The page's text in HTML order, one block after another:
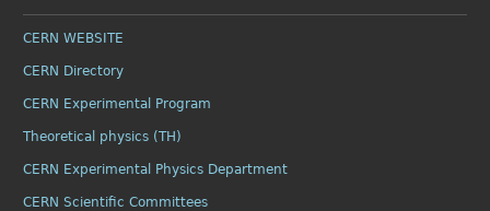
CERN WEBSITE
CERN Directory
CERN Experimental Program
Theoretical physics (TH)
CERN Experimental Physics Department
CERN Scientific Committees